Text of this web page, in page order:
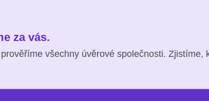
za vás.
všechny úvěrové společnosti. Zjistíme,